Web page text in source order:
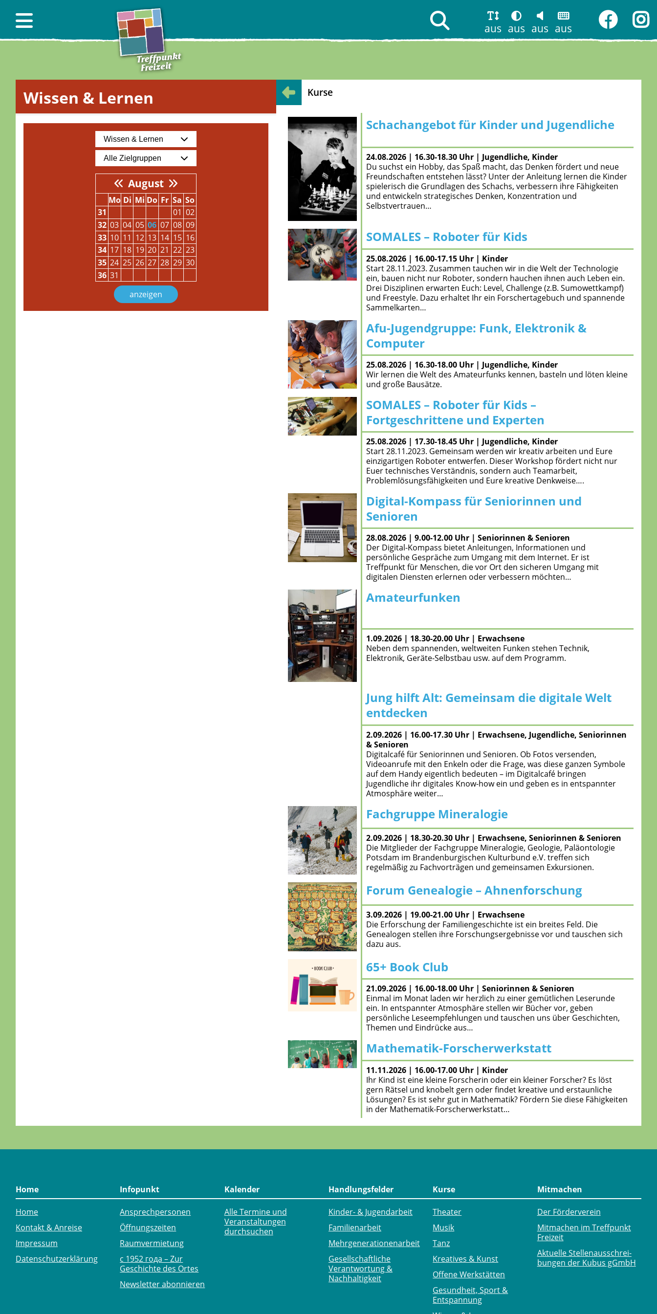
aus aus aus aus
Wissen & Lernen
August
Mo Di Mi Do Fr Sa So
31
01 02
32 03 04 05 06 07 08 09
33 10 11 12 13 14 15 16
34 17 18 19 20 21 22 23
35 24 25 26 27 28 29 30
36 31
anzeigen
Kurse
Schachangebot für Kinder und Jugendliche
24.08.2026 | 16.30-18.30 Uhr | Jugendliche, Kinder
Du suchst ein Hobby, das Spaß macht, das Denken fördert und neue
Freundschaften entstehen lässt? Unter der Anleitung lernen die Kinder
spielerisch die Grundlagen des Schachs, verbessern ihre Fähigkeiten
und entwickeln strategisches Denken, Konzentration und
Selbstvertrauen…
SOMALES – Roboter für Kids
25.08.2026 | 16.00-17.15 Uhr | Kinder
Start 28.11.2023. Zusammen tauchen wir in die Welt der Technologie
ein, bauen nicht nur Roboter, sondern hauchen ihnen auch Leben ein.
Drei Disziplinen erwarten Euch: Level, Challenge (z.B. Sumowettkampf)
und Freestyle. Dazu erhaltet Ihr ein Forschertagebuch und spannende
Sammelkarten…
Afu-Jugendgruppe: Funk, Elektronik &
Computer
25.08.2026 | 16.30-18.00 Uhr | Jugendliche, Kinder
Wir lernen die Welt des Amateurfunks kennen, basteln und löten kleine
und große Bausätze.
SOMALES – Roboter für Kids –
Fortgeschrittene und Experten
25.08.2026 | 17.30-18.45 Uhr | Jugendliche, Kinder
Start 28.11.2023. Gemeinsam werden wir kreativ arbeiten und Eure
einzigartigen Roboter entwerfen. Dieser Workshop fördert nicht nur
Euer technisches Verständnis, sondern auch Teamarbeit,
Problemlösungsfähigkeiten und Eure kreative Denkweise….
Digital-Kompass für Seniorinnen und
Senioren
28.08.2026 | 9.00-12.00 Uhr |Seniorinnen & Senioren
Der Digital-Kompass bietet Anleitungen, Informationen und
persönliche Gespräche zum Umgang mit dem Internet. Er ist
Treffpunkt für Menschen, die vor Ort den sicheren Umgang mit
digitalen Diensten erlernen oder verbessern möchten…
Amateurfunken
1.09.2026 | 18.30-20.00 Uhr | Erwachsene
Neben dem spannenden, weltweiten Funken stehen Technik,
Elektronik, Geräte-Selbstbau usw. auf dem Programm.
Jung hilft Alt: Gemeinsam die digitale Welt
entdecken
2.09.2026 | 16.00-17.30 Uhr | Erwachsene, Jugendliche, Seniorinnen
& Senioren
Digitalcafé für Seniorinnen und Senioren. Ob Fotos versenden,
Videoanrufe mit den Enkeln oder die Frage, was diese ganzen Symbole
auf dem Handy eigentlich bedeuten – im Digitalcafé bringen
Jugendliche ihr digitales Know-how ein und geben es in entspannter
Atmosphäre weiter…
Fachgruppe Mineralogie
2.09.2026 | 18.30-20.30 Uhr | Erwachsene, Seniorinnen & Senioren
Die Mitglieder der Fachgruppe Mineralogie, Geologie, Paläontologie
Potsdam im Brandenburgischen Kulturbund e.V. treffen sich
regelmäßig zu Fachvorträgen und gemeinsamen Exkursionen.
Forum Genealogie – Ahnenforschung
3.09.2026 | 19.00-21.00 Uhr | Erwachsene
Die Erforschung der Familiengeschichte ist ein breites Feld. Die
Genealogen stellen ihre Forschungsergebnisse vor und tauschen sich
dazu aus.
65+ Book Club
21.09.2026 | 16.00-18.00 Uhr |Seniorinnen & Senioren
Einmal im Monat laden wir herzlich zu einer gemütlichen Leserunde
ein. In entspannter Atmosphäre stellen wir Bücher vor, geben
persönliche Leseempfehlungen und tauschen uns über Geschichten,
Themen und Eindrücke aus…
Mathematik-Forscherwerkstatt
11.11.2026 | 16.00-17.00 Uhr | Kinder
Ihr Kind ist eine kleine Forscherin oder ein kleiner Forscher? Es löst
gern Rätsel und knobelt gern oder findet kreative und erstaunliche
Lösungen? Es ist sehr gut in Mathematik? Fördern Sie diese Fähigkeiten
in der Mathematik-Forscherwerkstatt…
Home
Home
Kontakt & Anreise
Impressum
Datenschutzerklärung
Infopunkt
Ansprechpersonen
Öffnungszeiten
Raumvermietung
с 1952 года – Zur
Geschichte des Ortes
Newsletter abonnieren
Kalender
Alle Termine und
Veranstaltungen
durchsuchen
Handlungsfelder
Kinder- & Jugendarbeit
Familienarbeit
Mehr­generationen­arbeit
Gesellschaftliche
Verantwortung &
Nachhaltigkeit
Kurse
Theater
Musik
Tanz
Kreatives & Kunst
Offene Werkstätten
Gesundheit, Sport &
Entspannung
Mitmachen
Der Förderverein
Mitmachen im Treffpunkt
Freizeit
Aktuelle Stellen­ausschrei­
bungen der Kubus gGmbH